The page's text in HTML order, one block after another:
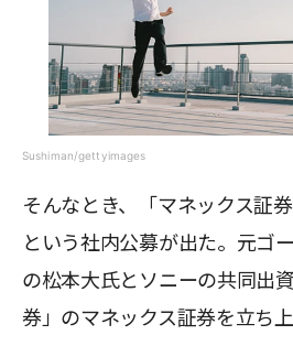
Sushiman/gettyimages
そんなとき、「マネックス証
という社内公募が出た。元ゴ
の松本大氏とソニーの共同出
券」のマネックス証券を立ち